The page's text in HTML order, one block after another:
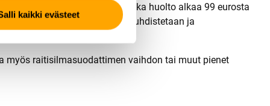
kaikki evästeet
R1234yf-kylmäainetta, jonka huolto alkaa 99 eurosta
jolloin ilmastointikanavat puhdistetaan ja
myös raitisilmasuodattimen vaihdon tai muut pienet